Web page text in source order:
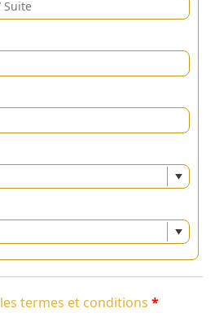
les termes et conditions *